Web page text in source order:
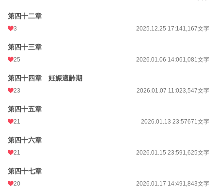
第四十二章
3 2025.12.25 17:141,167文字
第四十三章
25 2026.01.06 14:061,081文字
第四十四章 妊娠適齢期
23 2026.01.07 11:023,547文字
第四十五章
21 2026.01.13 23:57671文字
第四十六章
21 2026.01.15 23:591,625文字
第四十七章
20 2026.01.17 14:491,843文字